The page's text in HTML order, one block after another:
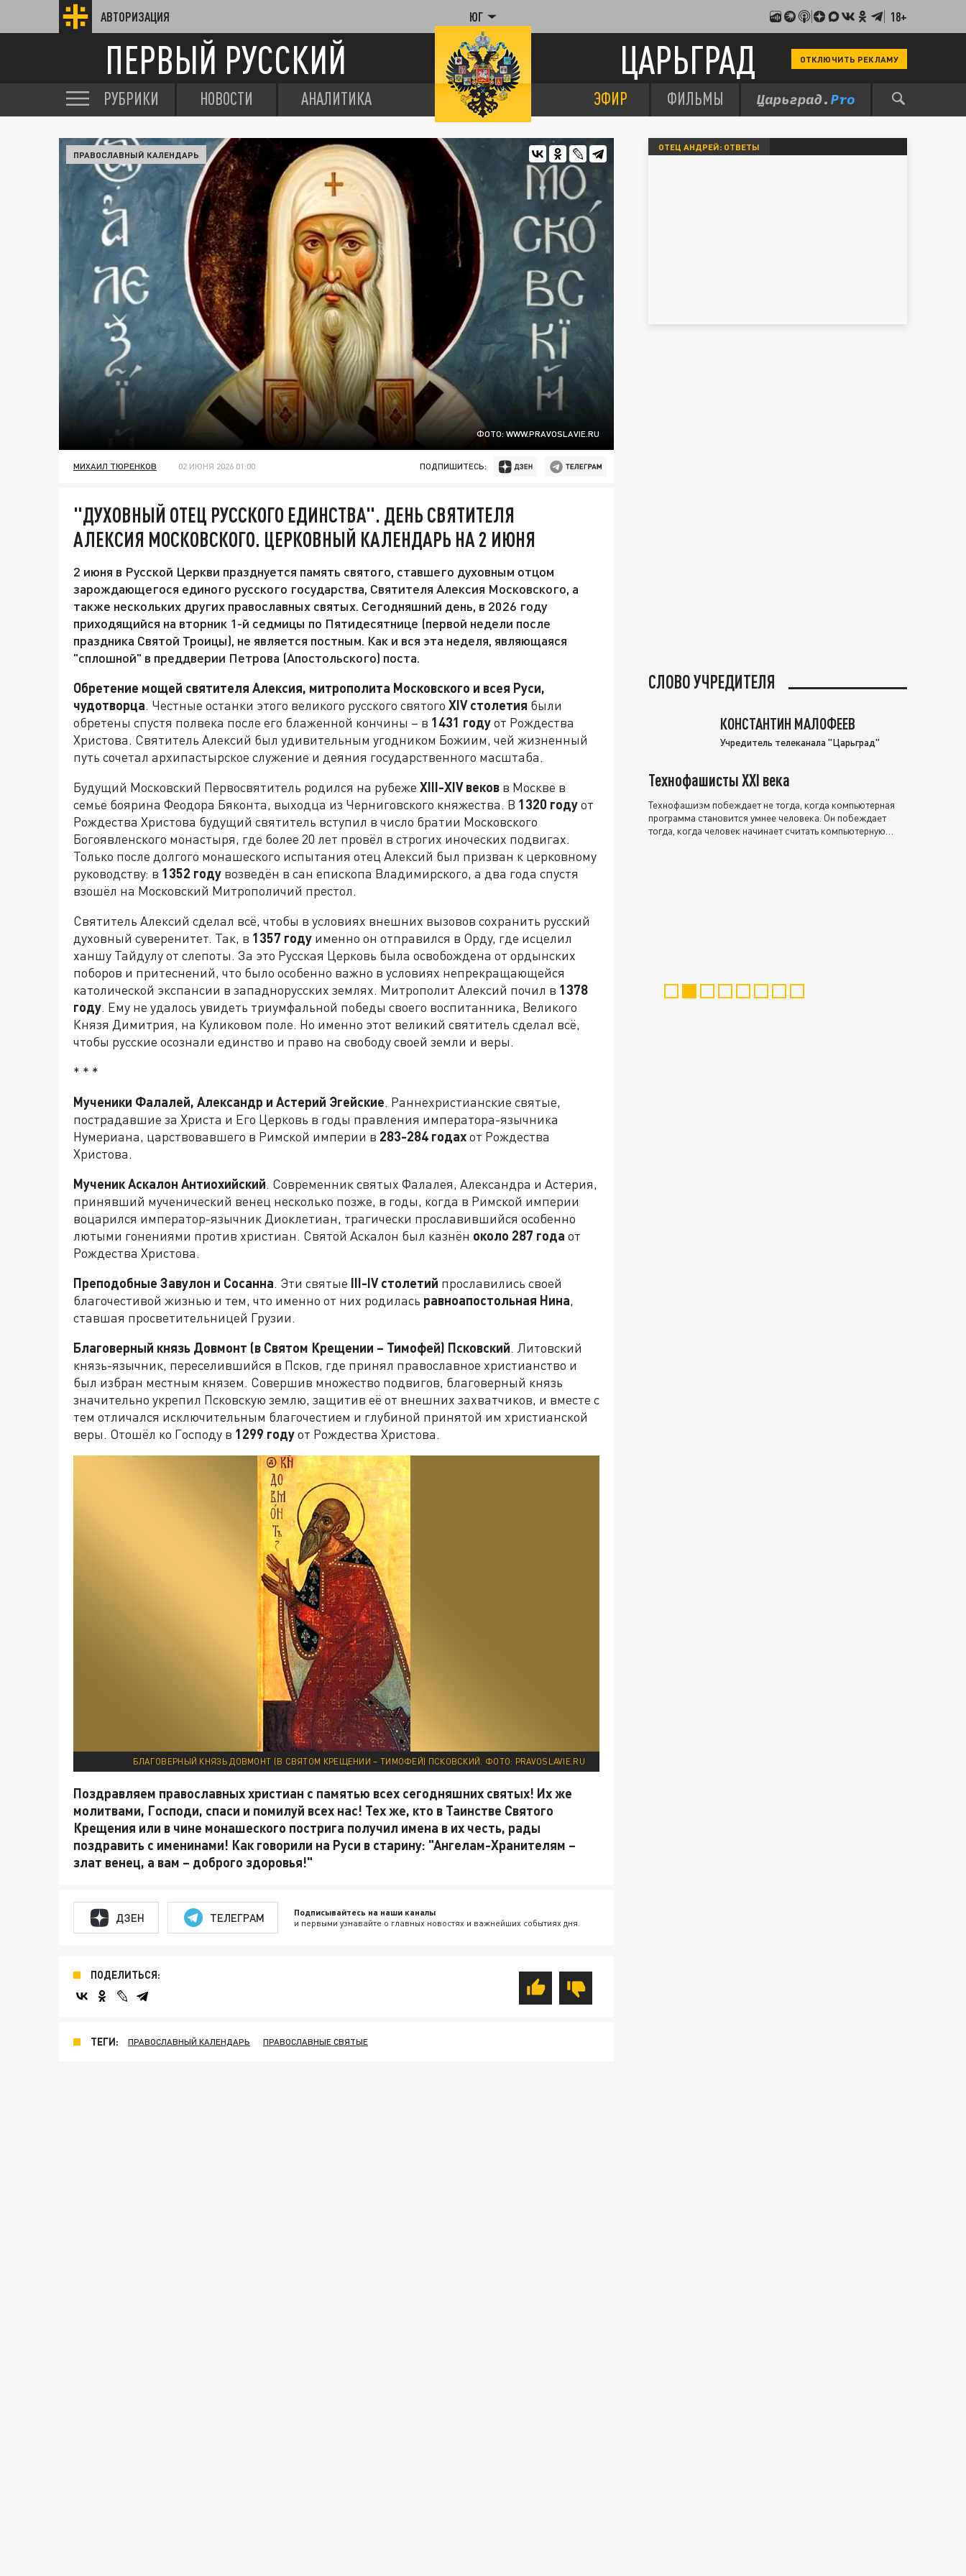
АВТОРИЗАЦИЯ ЮГ 18+
ПЕРВЫЙ РУССКИЙ ЦАРЬГРАД ОТКЛЮЧИТЬ РЕКЛАМУ
РУБРИКИ НОВОСТИ АНАЛИТИКА ЭФИР ФИЛЬМЫ
ФОТО: WWW.PRAVOSLAVIE.RU
ПРАВОСЛАВНЫЙ КАЛЕНДАРЬ
МИХАИЛ ТЮРЕНКОВ 02 ИЮНЯ 2026 01:00 ПОДПИШИТЕСЬ:
"ДУХОВНЫЙ ОТЕЦ РУССКОГО ЕДИНСТВА". ДЕНЬ СВЯТИТЕЛЯ
АЛЕКСИЯ МОСКОВСКОГО. ЦЕРКОВНЫЙ КАЛЕНДАРЬ НА 2 ИЮНЯ
2 июня в Русской Церкви празднуется память святого, ставшего духовным отцом
зарождающегося единого русского государства, Святителя Алексия Московского, а
также нескольких других православных святых. Сегодняшний день, в 2026 году
приходящийся на вторник 1-й седмицы по Пятидесятнице (первой недели после
праздника Святой Троицы), не является постным. Как и вся эта неделя, являющаяся
"сплошной" в преддверии Петрова (Апостольского) поста.
Обретение мощей святителя Алексия, митрополита Московского и всея Руси,
чудотворца. Честные останки этого великого русского святого XIVстолетия были
обретены спустя полвека после его блаженной кончины – в 1431 годуот Рождества
Христова. Святитель Алексий был удивительным угодником Божиим, чей жизненный
путь сочетал архипастырское служение и деяния государственного масштаба.
Будущий Московский Первосвятитель родился на рубеже XIII-XIV веков в Москве в
семье боярина Феодора Бяконта, выходца из Черниговского княжества. В 1320 годуот
Рождества Христова будущий святитель вступил в число братии Московского
Богоявленского монастыря, где более 20 лет провёл в строгих иноческих подвигах.
Только после долгого монашеского испытания отец Алексий был призван к церковному
руководству: в 1352 году возведён в сан епископа Владимирского, а два года спустя
взошёл на Московский Митрополичий престол.
Святитель Алексий сделал всё, чтобы в условиях внешних вызовов сохранить русский
духовный суверенитет. Так, в 1357 году именно он отправился в Орду, где исцелил
ханшу Тайдулу от слепоты. За это Русская Церковь была освобождена от ордынских
поборов и притеснений, что было особенно важно в условиях непрекращающейся
католической экспансии в западнорусских землях. Митрополит Алексий почил в 1378
году. Ему не удалось увидеть триумфальной победы своего воспитанника, Великого
Князя Димитрия, на Куликовом поле. Но именно этот великий святитель сделал всё,
чтобы русские осознали единство и право на свободу своей земли и веры.
* * *
Мученики Фалалей, Александр и Астерий Эгейские. Раннехристианские святые,
пострадавшие за Христа и Его Церковь в годы правления императора-язычника
Нумериана, царствовавшего в Римской империи в 283-284 годахот Рождества
Христова.
Мученик Аскалон Антиохийский. Современник святых Фалалея, Александра и Астерия,
принявший мученический венец несколько позже, в годы, когда в Римской империи
воцарился император-язычник Диоклетиан, трагически прославившийся особенно
лютыми гонениями против христиан. Святой Аскалон был казнён около 287 года от
Рождества Христова.
Преподобные Завулон и Сосанна. Эти святые III-IVстолетий прославились своей
благочестивой жизнью и тем, что именно от них родилась равноапостольная Нина,
ставшая просветительницей Грузии.
Благоверный князь Довмонт (в Святом Крещении – Тимофей) Псковский. Литовский
князь-язычник, переселившийся в Псков, где принял православное христианство и
был избран местным князем. Совершив множество подвигов, благоверный князь
значительно укрепил Псковскую землю, защитив её от внешних захватчиков, и вместе с
тем отличался исключительным благочестием и глубиной принятой им христианской
веры. Отошёл ко Господу в 1299 годуот Рождества Христова.
БЛАГОВЕРНЫЙ КНЯЗЬ ДОВМОНТ (В СВЯТОМ КРЕЩЕНИИ – ТИМОФЕЙ) ПСКОВСКИЙ. ФОТО: PRAVOSLAVIE.RU
Поздравляем православных христиан с памятью всех сегодняшних святых! Их же
молитвами, Господи, спаси и помилуй всех нас! Тех же, кто в Таинстве Святого
Крещения или в чине монашеского пострига получил имена в их честь, рады
поздравить с именинами! Как говорили на Руси в старину: "Ангелам-Хранителям –
злат венец, а вам – доброго здоровья!"
ДЗЕН ТЕЛЕГРАМ Подписывайтесь на наши каналы
и первыми узнавайте о главных новостях и важнейших событиях дня.
ПОДЕЛИТЬСЯ:
ТЕГИ: ПРАВОСЛАВНЫЙ КАЛЕНДАРЬ ПРАВОСЛАВНЫЕ СВЯТЫЕ
ОТЕЦ АНДРЕЙ: ОТВЕТЫ
СЛОВО УЧРЕДИТЕЛЯ
КОНСТАНТИН МАЛОФЕЕВ
Учредитель телеканала "Царьград"
Технофашисты XXI века
Технофашизм побеждает не тогда, когда компьютерная
программа становится умнее человека. Он побеждает
тогда, когда человек начинает считать компьютерную